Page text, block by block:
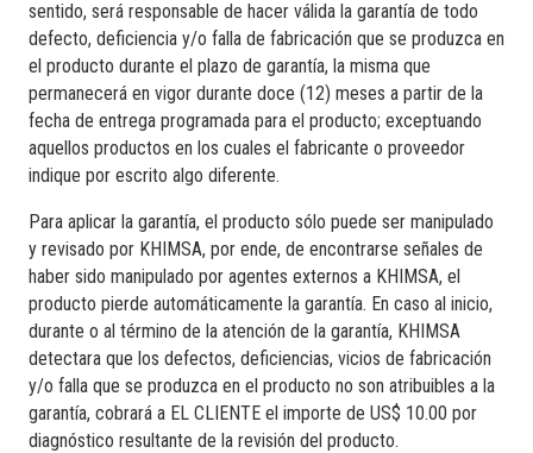
sentido, será responsable de hacer válida la garantía de todo
defecto, deficiencia y/o falla de fabricación que se produzca en
el producto durante el plazo de garantía, la misma que
permanecerá en vigor durante doce (12) meses a partir de la
fecha de entrega programada para el producto; exceptuando
aquellos productos en los cuales el fabricante o proveedor
indique por escrito algo diferente.
Para aplicar la garantía, el producto sólo puede ser manipulado
y revisado por KHIMSA, por ende, de encontrarse señales de
haber sido manipulado por agentes externos a KHIMSA, el
producto pierde automáticamente la garantía. En caso al inicio,
durante o al término de la atención de la garantía, KHIMSA
detectara que los defectos, deficiencias, vicios de fabricación
y/o falla que se produzca en el producto no son atribuibles a la
garantía, cobrará a EL CLIENTE el importe de US$ 10.00 por
diagnóstico resultante de la revisión del producto.